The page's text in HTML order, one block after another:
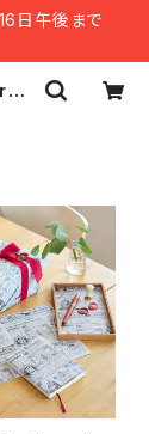
日午後まで